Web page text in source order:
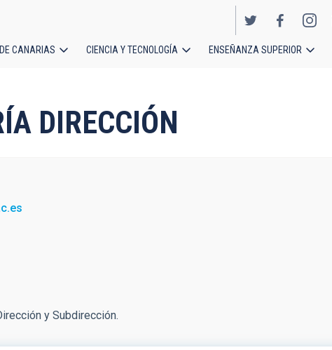
CANARIAS CIENCIA Y TECNOLOGÍA ENSEÑANZA SUPERIOR
DIRECCIÓN
y Subdirección.